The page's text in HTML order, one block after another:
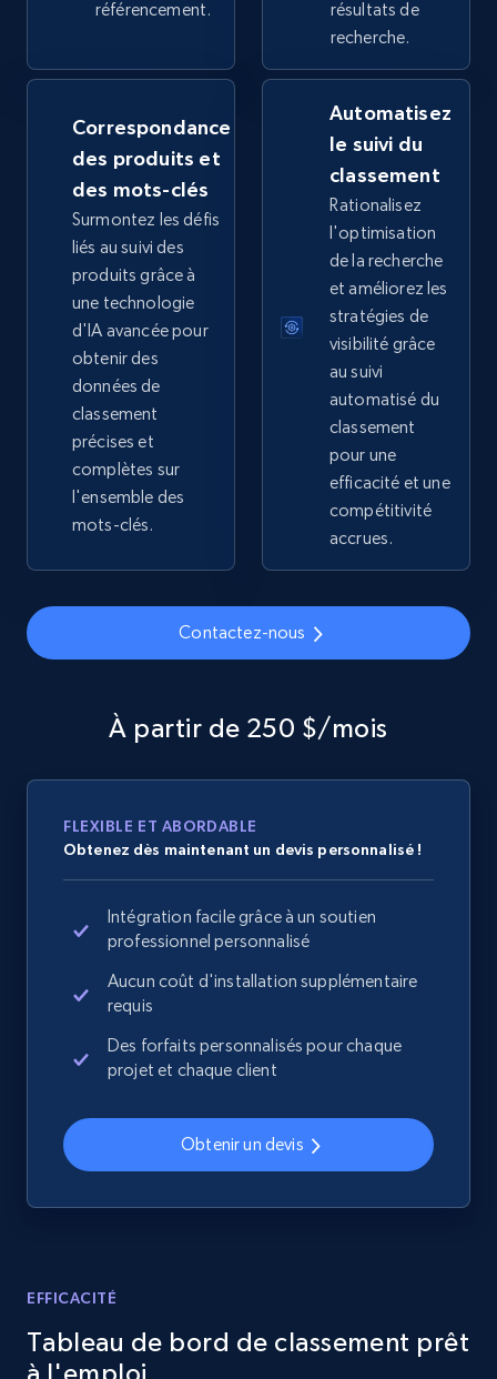
URL, Product id, Title, Product description,
Rating, Reviews count, Images, Variations, and
more.
Commencer
Google Shopping - collects products from
web using keywords
URL, Product id, Title, Product description,
Rating, Reviews count, Images, Variations, and
more.
Commencer
Home Depot US
URL, Domain, Country code, Model number,
URL, Domain, Country code, Model number,
and more.
2.1K+ 355+ Commencer
Home Depot US - Discover products by
URL, Domain, Country code, Model number,
référencement.
résultats de
recherche.
Correspondance
des produits et
des mots-clés
Surmontez les défis
liés au suivi des
produits grâce à
une technologie
d'IA avancée pour
obtenir des
données de
classement
précises et
complètes sur
l'ensemble des
mots-clés.
Automatisez
le suivi du
classement
Rationalisez
l'optimisation
de la recherche
et améliorez les
stratégies de
visibilité grâce
au suivi
automatisé du
classement
pour une
efficacité et une
compétitivité
accrues.
Contactez-nous
À partir de 250 $/mois
FLEXIBLE ET ABORDABLE
Obtenez dès maintenant un devis personnalisé !
Intégration facile grâce à un soutien
professionnel personnalisé
Aucun coût d'installation supplémentaire
requis
Des forfaits personnalisés pour chaque
projet et chaque client
Obtenir un devis
EFFICACITÉ
Tableau de bord de classement prêt
à l'emploi